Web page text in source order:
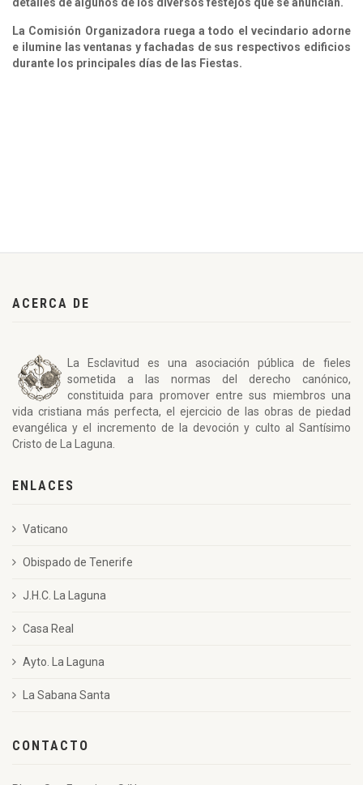
La Comisión Organizadora ruega a todo el vecindario adorne
e ilumine las ventanas y fachadas de sus respectivos edificios
durante los principales días de las Fiestas.
ACERCA DE
La Esclavitud es una asociación pública de fieles
sometida a las normas del derecho canónico,
constituida para promover entre sus miembros una
vida cristiana más perfecta, el ejercicio de las obras de piedad
evangélica y el incremento de la devoción y culto al Santísimo
Cristo de La Laguna.
ENLACES
Vaticano
Obispado de Tenerife
J.H.C. La Laguna
Casa Real
Ayto. La Laguna
La Sabana Santa
CONTACTO